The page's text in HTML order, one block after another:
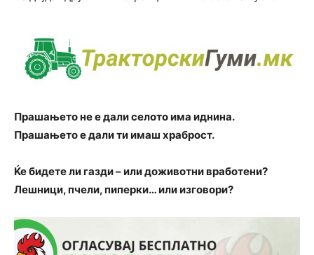
Прашањето не е дали селото има иднина.
Прашањето е дали ти имаш храброст.
Ќе бидете ли газди – или доживотни вработени?
Лешници, пчели, пиперки… или изговори?